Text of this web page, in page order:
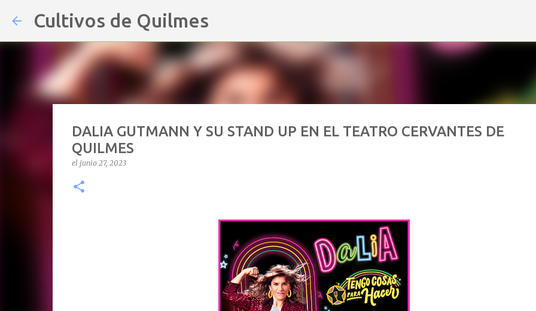
Cultivos de Quilmes
DALIA GUTMANN Y SU STAND UP EN EL TEATRO CERVANTES DE
QUILMES
el junio 27, 2023